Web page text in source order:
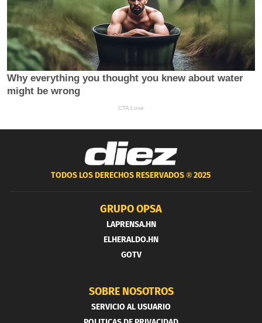
TODOS LOS DERECHOS RESERVADOS ®2025
GRUPO OPSA
LAPRENSA.HN
ELHERALDO.HN
GOTV
SOBRE NOSOTROS
SERVICIO AL USUARIO